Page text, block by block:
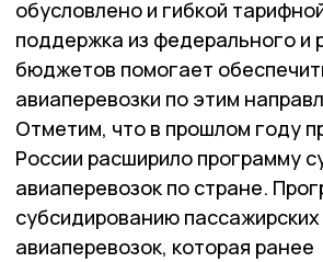
обусловлено и гибкой
поддержка из федерального и
бюджетов помогает
авиаперевозки по этим
Отметим, что в прошлом году
России расширило программу
авиаперевозок по стране.
субсидированию пассажирских
авиаперевозок, которая ранее